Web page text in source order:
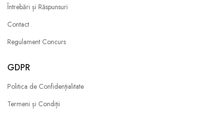
Întrebări și Răspunsuri
Contact
Regulament Concurs
GDPR
Politica de Confidențialitate
Termeni și Condiții